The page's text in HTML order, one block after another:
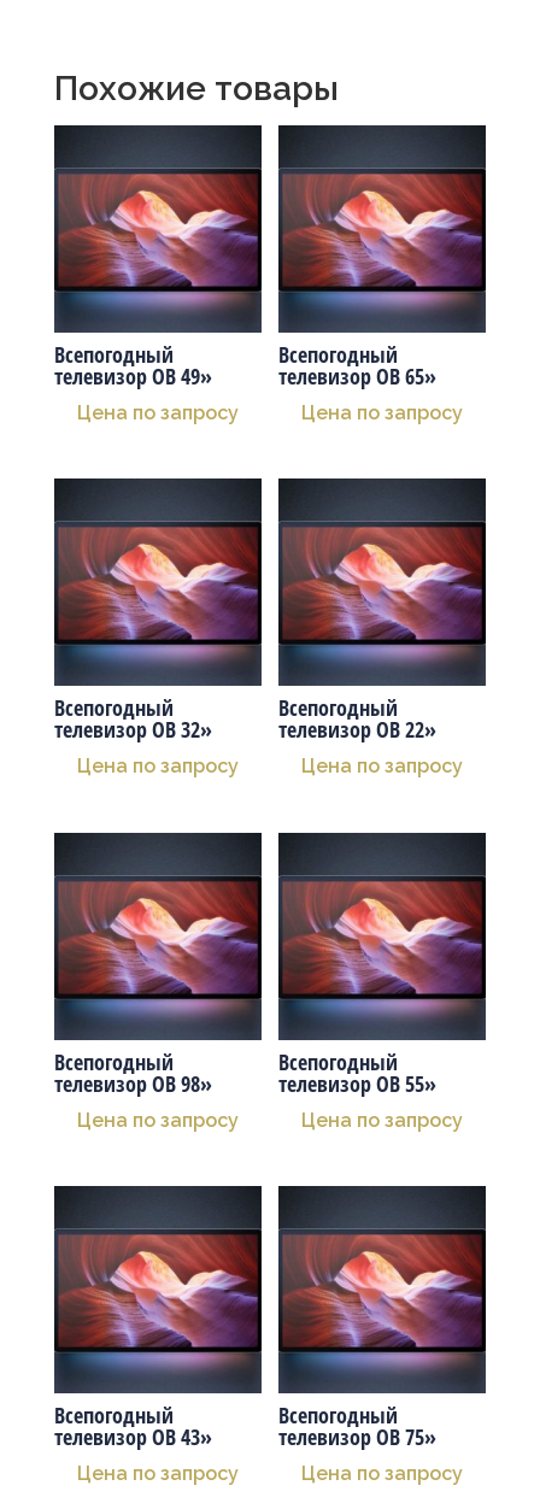
Похожие товары
Всепогодный
телевизор OB 49»
Цена по запросу
Всепогодный
телевизор OB 65»
Цена по запросу
Всепогодный
телевизор OB 32»
Цена по запросу
Всепогодный
телевизор OB 22»
Цена по запросу
Всепогодный
телевизор OB 98»
Цена по запросу
Всепогодный
телевизор OB 55»
Цена по запросу
Всепогодный
телевизор OB 43»
Цена по запросу
Всепогодный
телевизор OB 75»
Цена по запросу